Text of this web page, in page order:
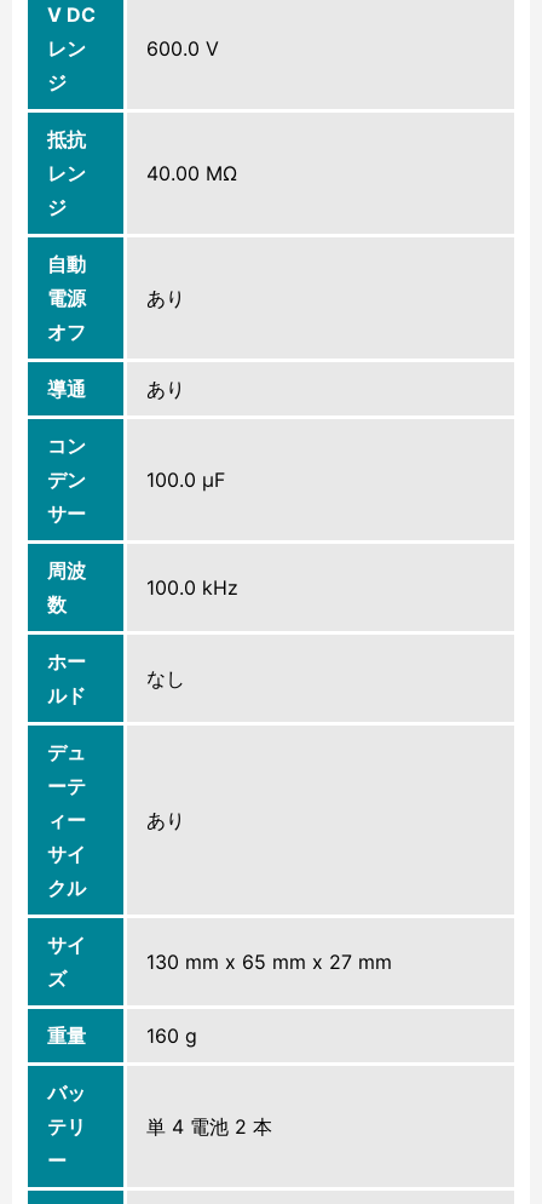
V DC
レン
ジ
600.0 V
抵抗
レン
ジ
40.00 MΩ
自動
電源
オフ
あり
導通 あり
コン
デン
サー
100.0 μF
周波
数
100.0 kHz
ホー
ルド
なし
デュ
ーテ
ィー
サイ
クル
あり
サイ
ズ
130 mm x 65 mm x 27 mm
重量 160 g
バッ
テリ
ー
単 4 電池 2 本